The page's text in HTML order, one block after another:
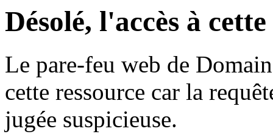
Désolé, l'accès à
Le pare-feu web de
cette ressource car la
jugée suspicieuse.